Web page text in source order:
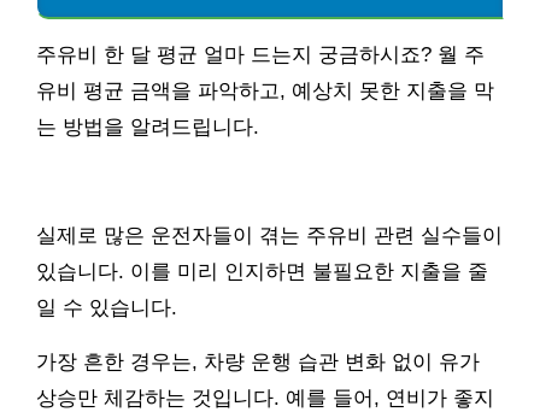
주유비 한 달 평균 얼마 드는지 궁금하시죠? 월 주
유비 평균 금액을 파악하고, 예상치 못한 지출을 막
는 방법을 알려드립니다.
실제로 많은 운전자들이 겪는 주유비 관련 실수들이
있습니다. 이를 미리 인지하면 불필요한 지출을 줄
일 수 있습니다.
가장 흔한 경우는, 차량 운행 습관 변화 없이 유가
상승만 체감하는 것입니다. 예를 들어, 연비가 좋지